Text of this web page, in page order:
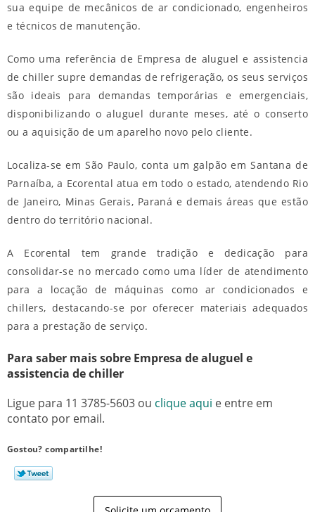
sua equipe de mecânicos de ar condicionado, engenheiros
e técnicos de manutenção.
Como uma referência de Empresa de aluguel e assistencia
de chiller supre demandas de refrigeração, os seus serviços
são ideais para demandas temporárias e emergenciais,
disponibilizando o aluguel durante meses, até o conserto
ou a aquisição de um aparelho novo pelo cliente.
Localiza-se em São Paulo, conta um galpão em Santana de
Parnaíba, a Ecorental atua em todo o estado, atendendo Rio
de Janeiro, Minas Gerais, Paraná e demais áreas que estão
dentro do território nacional.
A Ecorental tem grande tradição e dedicação para
consolidar-se no mercado como uma líder de atendimento
para a locação de máquinas como ar condicionados e
chillers, destacando-se por oferecer materiais adequados
para a prestação de serviço.
Para saber mais sobre Empresa de aluguel e
assistencia de chiller
Ligue para 11 3785-5603 ou clique aqui e entre em
contato por email.
Gostou? compartilhe!